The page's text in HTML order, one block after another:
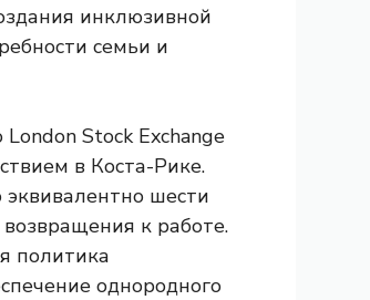
инклюзивной
семьи и
Stock Exchange
в Коста-Рике.
эквивалентно шести
к работе.
политика
однородного